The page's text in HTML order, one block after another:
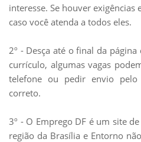
interesse. Se houver
caso você atenda a todos eles.
2º - Desça até o final da página
currículo, algumas vagas
telefone ou pedir envio
correto.
3º - O Emprego DF é um site
região da Brasília e Entorno